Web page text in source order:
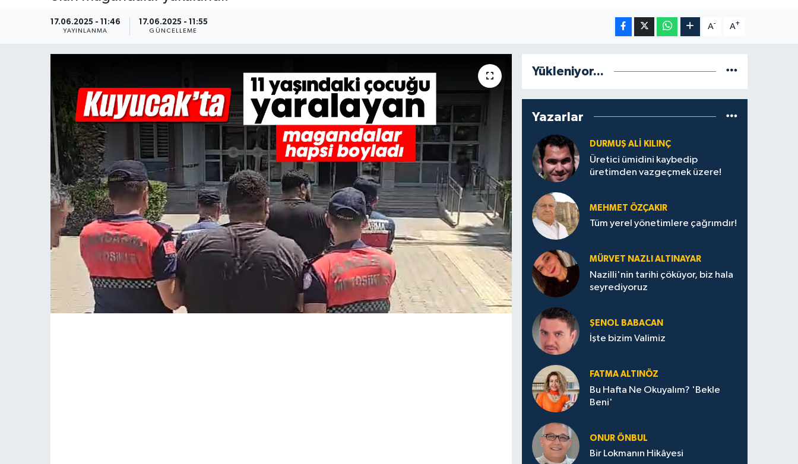
17.06.2025 - 11:46
YAYINLANMA
17.06.2025 - 11:55
GÜNCELLEME
A- A+
Yükleniyor...
Yazarlar
DURMUŞ ALI KILINÇ
Üretici ümidini kaybedip
üretimden vazgeçmek üzere!
MEHMET ÖZÇAKIR
Tüm yerel yönetimlere çağrımdır!
MÜRVET NAZLI ALTINAYAR
Nazilli'nin tarihi çöküyor, biz hala
seyrediyoruz
ŞENOL BABACAN
İşte bizim Valimiz
FATMA ALTINÖZ
Bu Hafta Ne Okuyalım? 'Bekle
Beni'
ONUR ÖNBUL
Bir Lokmanın Hikâyesi
Kültür Sanat
Son Dakika Haberleri